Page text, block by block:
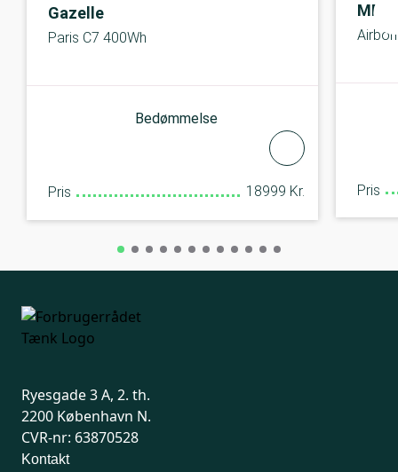
Gazelle
Paris C7 400Wh
Bedømmelse
Pris 18999 Kr.
MBK
Pris
Ryesgade 3 A, 2. th.
2200 København N.
CVR-nr: 63870528
Kontakt